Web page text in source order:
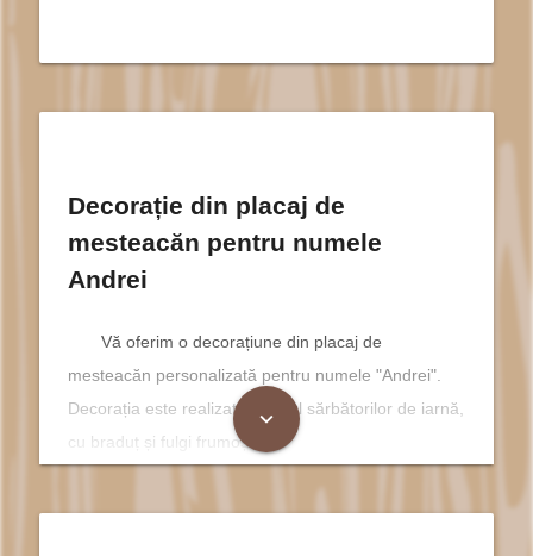
expand_more
Decorație din placaj de
mesteacăn pentru numele
Andrei
Vă oferim o decorațiune din placaj de
mesteacăn personalizată pentru numele "Andrei".
Decorația este realizată in stilul sărbătorilor de iarnă,
cu braduț și fulgi frumoși.
Andrei și Semnificația Sa în